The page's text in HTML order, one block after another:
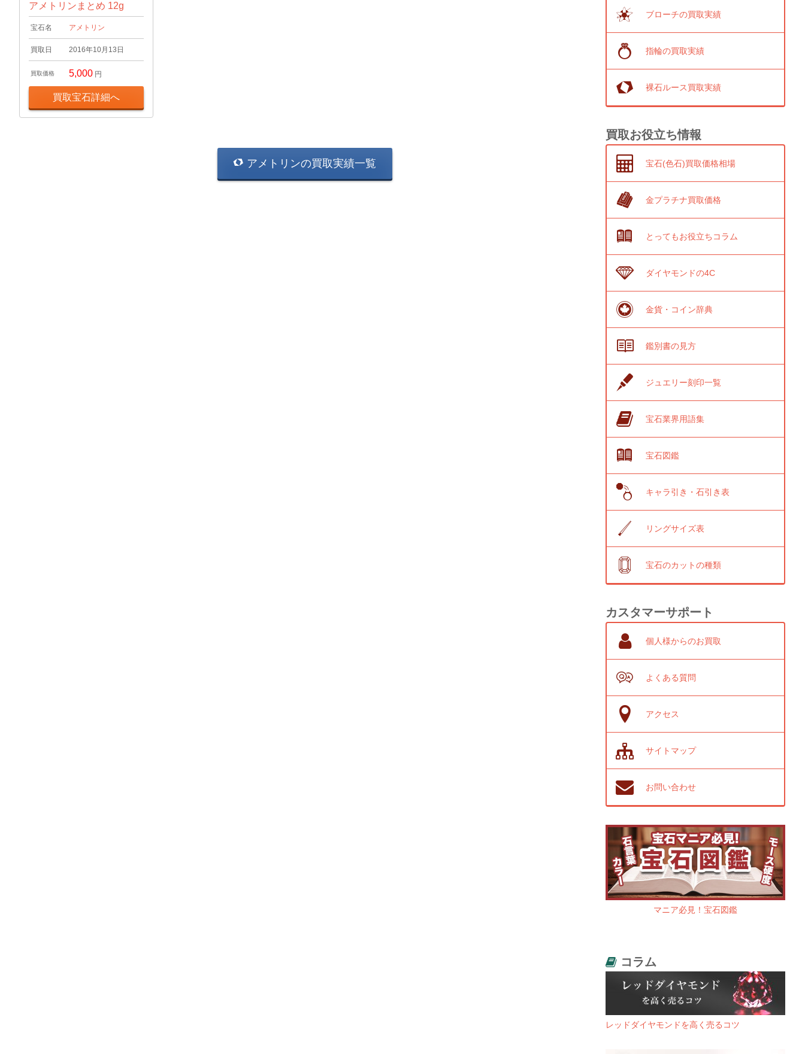
アメトリンまとめ 12g
宝石名 アメトリン
買取日 2016年10月13日
買取価格 5,000 円
買取宝石詳細へ
アメトリンの買取実績一覧
ブローチの買取実績
指輪の買取実績
裸石ルース買取実績
買取お役立ち情報
宝石(色石)買取価格相場
金プラチナ買取価格
とってもお役立ちコラム
ダイヤモンドの4C
金貨・コイン辞典
鑑別書の見方
ジュエリー刻印一覧
宝石業界用語集
宝石図鑑
キャラ引き・石引き表
リングサイズ表
宝石のカットの種類
カスタマーサポート
個人様からのお買取
よくある質問
アクセス
サイトマップ
お問い合わせ
マニア必見！宝石図鑑
コラム
レッドダイヤモンドを高く売るコツ